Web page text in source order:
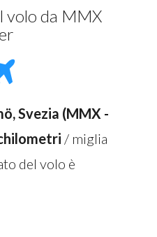
volo da MMX
Svezia (MMX -
/ miglia
del volo è